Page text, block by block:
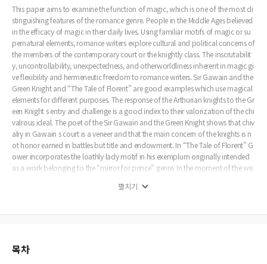
를 지향하는 궁정의 모습을 보여준다.
This paper aims to examine the function of magic, which is one of the most di
stinguishing features of the romance genre. People in the Middle Ages believed
in the efficacy of magic in their daily lives. Using familiar motifs of magic or su
pernatural elements, romance writers explore cultural and political concerns of
the members of the contemporary court or the knightly class. The inscrutabilit
y, uncontrollability, unexpectedness, and otherworldliness inherent in magic gi
ve flexibility and hermeneutic freedom to romance writers. Sir Gawain and the
Green Knight and “The Tale of Florent” are good examples which use magical
elements for different purposes. The response of the Arthurian knights to the Gr
een Knight s entry and challenge is a good index to their valorization of the chi
valrous ideal. The poet of the Sir Gawain and the Green Knight shows that chiv
alry in Gawain s court is a veneer and that the main concern of the knights is n
ot honor earned in battles but title and endowment. In “The Tale of Florent” G
ower incorporates the loathly lady motif in his exemplum originally intended
as a work belonging to the “mirror for prince” genre. In the moment of the wis
lady, for its uncontrollability, is suppressed, contained, and silenced to serve G
ant feature of a worthy knight is re-defined as obedience. These two works de
펼치기
목차